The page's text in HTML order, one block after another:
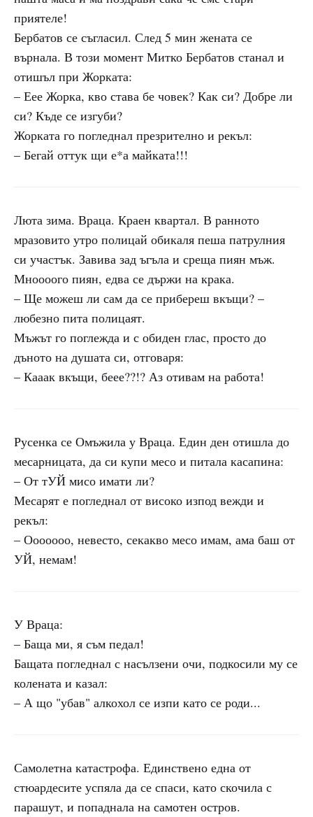
приятеле!
Бербатов се съгласил. След 5 мин жената се
върнала. В този момент Митко Бербатов станал и
отишъл при Жорката:
– Еее Жорка, кво става бе човек? Как си? Добре ли
си? Къде се изгуби?
Жорката го погледнал презрително и рекъл:
– Бегай оттук щи е*а майката!!!
Люта зима. Враца. Краен квартал. В ранното
мразовито утро полицай обикаля пеша патрулния
си участък. Завива зад ъгъла и среща пиян мъж.
Мноооого пиян, едва се държи на крака.
– Ще можеш ли сам да се прибереш вкъщи? –
любезно пита полицаят.
Мъжът го поглежда и с обиден глас, просто до
дъното на душата си, отговаря:
– Кааак вкъщи, беее??!? Аз отивам на работа!
Русенка се Омъжила у Враца. Един ден отишла до
месарницата, да си купи месо и питала касапина:
– От тУЙ мисо имати ли?
Месарят е погледнал от високо изпод вежди и
рекъл:
– Ооооооо, невесто, секакво месо имам, ама баш от
УЙ, немам!
У Враца:
– Баща ми, я съм педал!
Бащата погледнал с насълзени очи, подкосили му се
колената и казал:
– А що "убав" алкохол се изпи като се роди...
Самолетна катастрофа. Единствено една от
стюардесите успяла да се спаси, като скочила с
парашут, и попаднала на самотен остров.